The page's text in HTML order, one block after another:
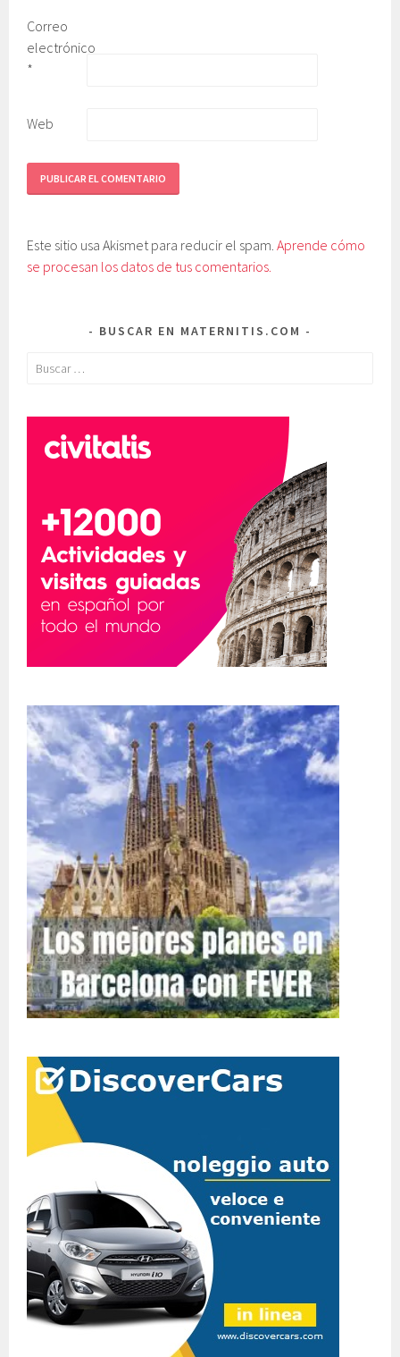
Correo
electrónico
*
Web
Este sitio usa Akismet para reducir el spam.Aprende cómo
se procesan los datos de tus comentarios.
BUSCAR EN MATERNITIS.COM
Buscar: